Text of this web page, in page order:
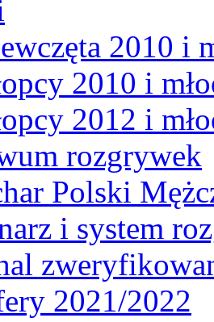
2010 i
2010 i
2012 i
rozgrywek
Polski
i system
2021/2022